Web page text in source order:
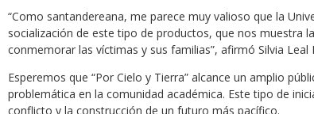
“Como santandereana, me parece muy valioso que la
socialización de este tipo de productos, que nos muestra
conmemorar las víctimas y sus familias”, afirmó Silvia
Esperemos que “Por Cielo y Tierra” alcance un amplio
problemática en la comunidad académica. Este tipo de
conflicto y la construcción de un futuro más pacífico.